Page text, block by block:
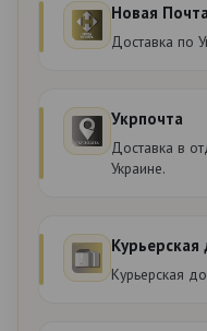
Новая Почта
Доставка по
Укрпочта
Доставка в
Украине.
Курьерская
Курьерская